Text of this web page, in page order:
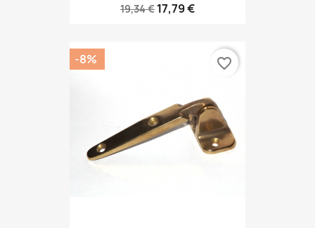
19,34 € 17,79 €
-8% favorite_border